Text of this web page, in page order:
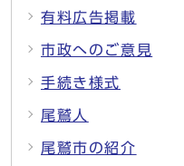
有料広告掲載
市政へのご意見
手続き様式
尾鷲人
尾鷲市の紹介